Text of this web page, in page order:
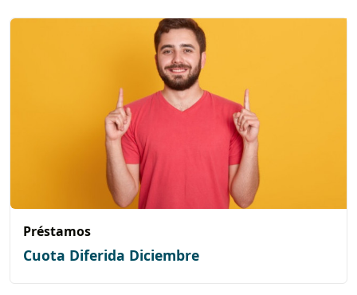
Préstamos
Cuota Diferida Diciembre